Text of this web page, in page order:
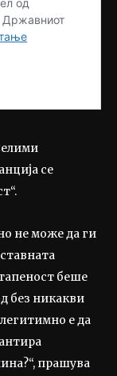
се
не може да ги
беше
без никакви
е да
прашува